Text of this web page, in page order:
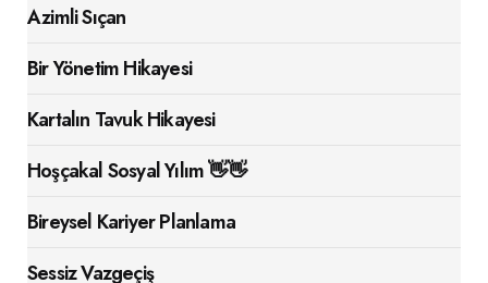
Azimli Sıçan
Bir Yönetim Hikayesi
Kartalın Tavuk Hikayesi
Hoşçakal Sosyal Yılım 👋👋
Bireysel Kariyer Planlama
Sessiz Vazgeçiş